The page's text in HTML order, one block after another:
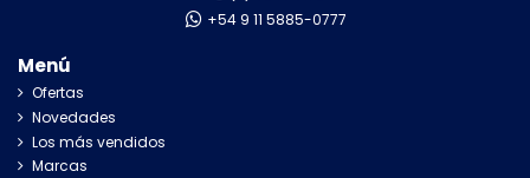
+54 9 11 5885-0777
Menú
Ofertas
Novedades
Los más vendidos
Marcas